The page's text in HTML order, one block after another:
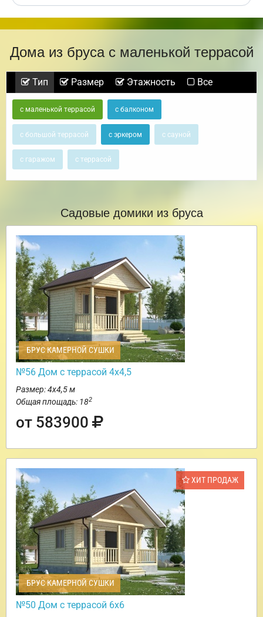
Дома из бруса с маленькой террасой
Тип Размер Этажность Все
с маленькой террасой с балконом
с большой террасой с эркером с сауной
с гаражом с террасой
Садовые домики из бруса
БРУС КАМЕРНОЙ СУШКИ
№56 Дом с террасой 4х4,5
Размер: 4х4,5 м
Общая площадь: 182
от 583900
ХИТ ПРОДАЖ
БРУС КАМЕРНОЙ СУШКИ
№50 Дом с террасой 6х6